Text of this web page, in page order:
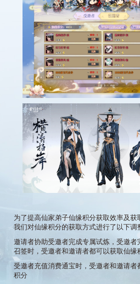
为了提高仙家弟子仙缘积分获取效率及获
我们对仙缘积分的获取方式进行了以下调
邀请者协助受邀者完成专属试炼，受邀者
召签时，受邀者和邀请者都可以获取仙缘
受邀者充值消费通宝时，受邀者和邀请者
积分